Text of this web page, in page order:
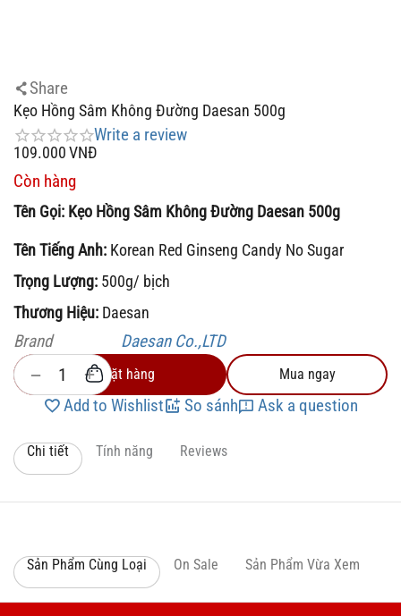
Share
Kẹo Hồng Sâm Không Đường Daesan 500g
Write a review
109.000VNĐ
Còn hàng
Tên Gọi: Kẹo Hồng Sâm Không Đường Daesan 500g
Tên Tiếng Anh: Korean Red Ginseng Candy No Sugar
Trọng Lượng: 500g/ bịch
Thương Hiệu: Daesan
Brand Daesan Co.,LTD
+
− Đặt hàng Mua ngay
Add to Wishlist So sánh Ask a question
Chi tiết Tính năng Reviews
Sản Phẩm Cùng Loại On Sale Sản Phẩm Vừa Xem